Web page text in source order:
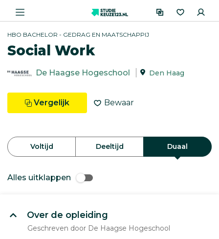
HBO BACHELOR - GEDRAG EN MAATSCHAPPIJ
Social Work
De Haagse Hogeschool Den Haag
Vergelijk Bewaar
Voltijd Deeltijd Duaal
Alles uitklappen
Over de opleiding
Geschreven door De Haagse Hogeschool